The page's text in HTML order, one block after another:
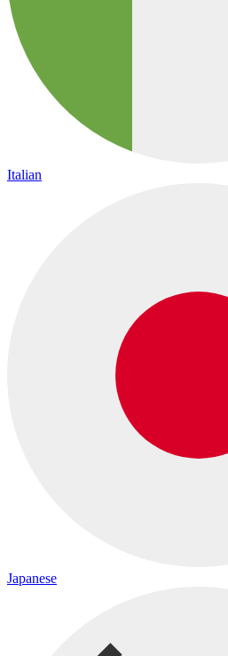
Italian
Japanese